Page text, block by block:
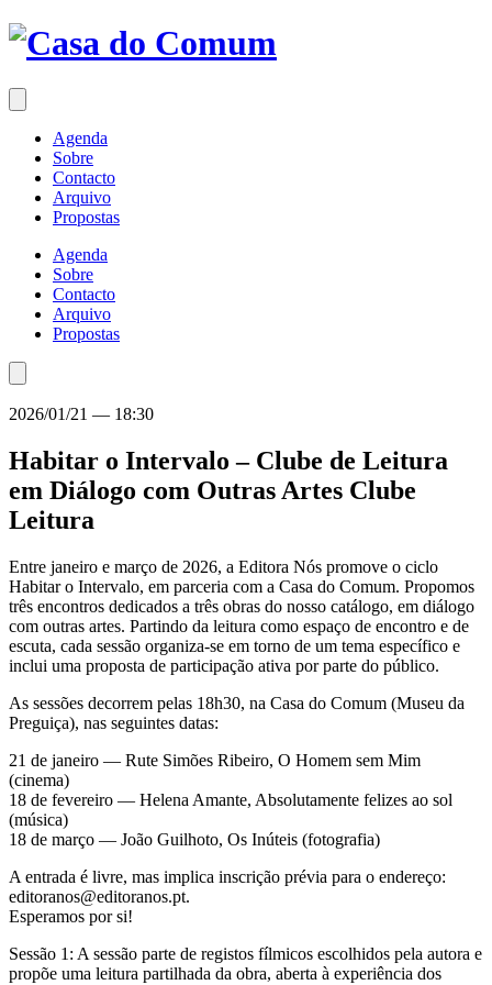
Saltar
para
conteúdo
Agenda
Sobre
Contacto
Arquivo
Propostas
Agenda
Sobre
Contacto
Arquivo
Propostas
2026/01/21 — 18:30
Habitar o Intervalo – Clube de Leitura
em Diálogo com Outras Artes Clube
Leitura
Entre janeiro e março de 2026, a Editora Nós promove o ciclo
Habitar o Intervalo, em parceria com a Casa do Comum. Propomos
três encontros dedicados a três obras do nosso catálogo, em diálogo
com outras artes. Partindo da leitura como espaço de encontro e de
escuta, cada sessão organiza-se em torno de um tema específico e
inclui uma proposta de participação ativa por parte do público.
As sessões decorrem pelas 18h30, na Casa do Comum (Museu da
Preguiça), nas seguintes datas:
21 de janeiro — Rute Simões Ribeiro, O Homem sem Mim
(cinema)
18 de fevereiro — Helena Amante, Absolutamente felizes ao sol
(música)
18 de março — João Guilhoto, Os Inúteis (fotografia)
A entrada é livre, mas implica inscrição prévia para o endereço:
editoranos@editoranos.pt.
Esperamos por si!
Sessão 1: A sessão parte de registos fílmicos escolhidos pela autora e
propõe uma leitura partilhada da obra, aberta à experiência dos